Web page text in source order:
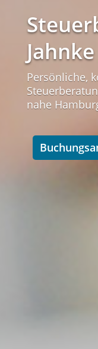
Jahnke
Persönliche,
nahe